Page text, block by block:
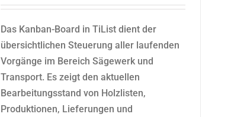
Das Kanban-Board in TiList dient der
übersichtlichen Steuerung aller laufenden
Vorgänge im Bereich Sägewerk und
Transport. Es zeigt den aktuellen
Bearbeitungsstand von Holzlisten,
Produktionen, Lieferungen und